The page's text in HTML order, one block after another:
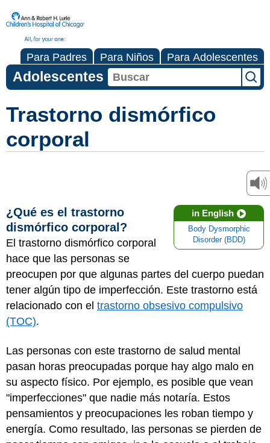
Para Padres Para Niños Para Adolescentes
Adolescentes
Trastorno dismórfico
corporal
in English
Body Dysmorphic
Disorder (BDD)
¿Qué es el trastorno
dismórfico corporal?
El trastorno dismórfico corporal
hace que las personas se
preocupen por que algunas partes del cuerpo puedan
tener algún tipo de imperfección. Este trastorno está
relacionado con el trastorno obsesivo compulsivo
(TOC).
Las personas con este trastorno de salud mental
pasan horas preocupadas porque hay algo malo en
su aspecto físico. Por ejemplo, es posible que vean
"imperfecciones" que nadie más notaría. Estos
pensamientos y preocupaciones les roban tiempo y
energía. Como resultado, las personas se pierden de